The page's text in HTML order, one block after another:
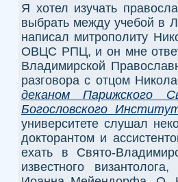
Я хотел изучать
выбрать между учебой в
написал митрополиту
ОВЦС РПЦ, и он мне
Владимирской
разговора с отцом
деканом Парижского
Богословского
университете слушал
докторантом и
ехать в Свято-
известного